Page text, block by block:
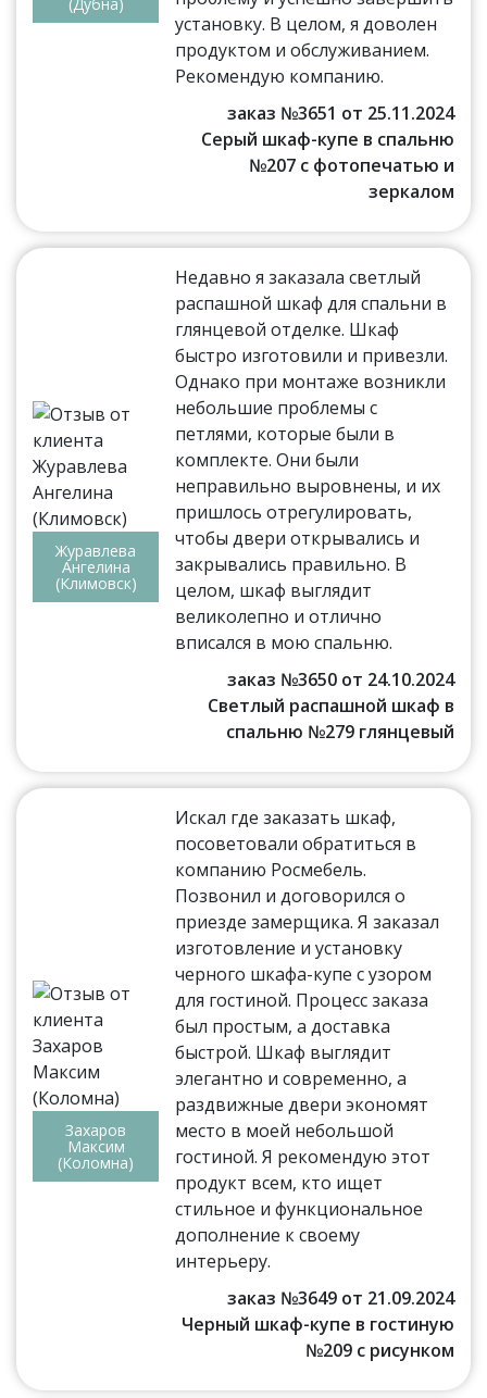
(Дубна)
установку. В целом, я доволен
продуктом и обслуживанием.
Рекомендую компанию.
заказ №3651 от 25.11.2024
Серый шкаф-купе в спальню
№207 с фотопечатью и
зеркалом
Журавлева
Ангелина
(Климовск)
Недавно я заказала светлый
распашной шкаф для спальни в
глянцевой отделке. Шкаф
быстро изготовили и привезли.
Однако при монтаже возникли
небольшие проблемы с
петлями, которые были в
комплекте. Они были
неправильно выровнены, и их
пришлось отрегулировать,
чтобы двери открывались и
закрывались правильно. В
целом, шкаф выглядит
великолепно и отлично
вписался в мою спальню.
заказ №3650 от 24.10.2024
Светлый распашной шкаф в
спальню №279 глянцевый
Захаров
Максим
(Коломна)
Искал где заказать шкаф,
посоветовали обратиться в
компанию Росмебель.
Позвонил и договорился о
приезде замерщика. Я заказал
изготовление и установку
черного шкафа-купе с узором
для гостиной. Процесс заказа
был простым, а доставка
быстрой. Шкаф выглядит
элегантно и современно, а
раздвижные двери экономят
место в моей небольшой
гостиной. Я рекомендую этот
продукт всем, кто ищет
стильное и функциональное
дополнение к своему
интерьеру.
заказ №3649 от 21.09.2024
Черный шкаф-купе в гостиную
№209 с рисунком